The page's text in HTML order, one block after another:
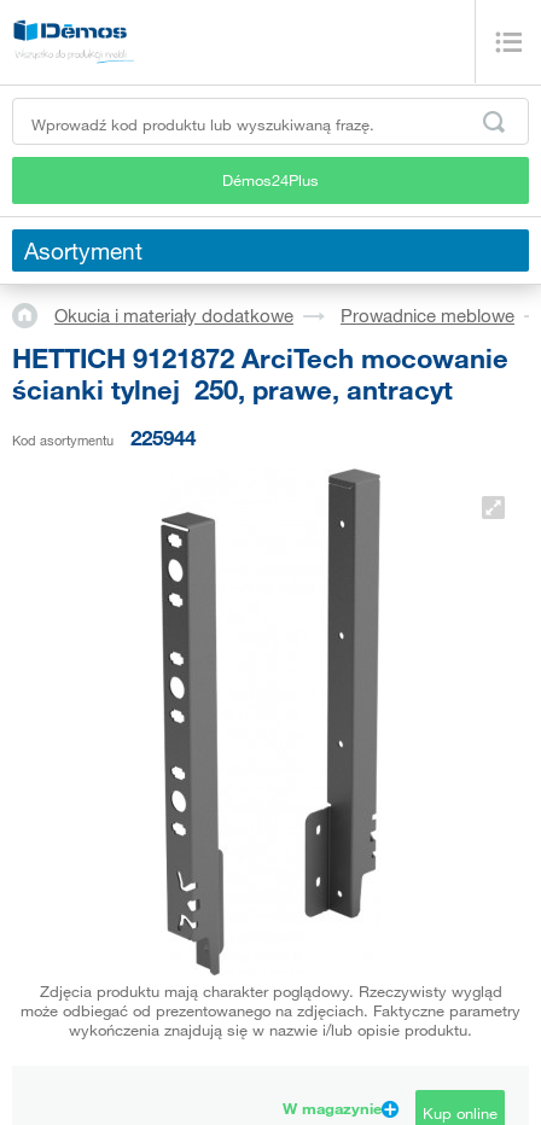
Démos24Plus
Asortyment
Okucia i materiały dodatkowe Prowadnice meblowe
HETTICH 9121872 ArciTech mocowanie
ścianki tylnej 250, prawe, antracyt
Kod asortymentu 225944
Zdjęcia produktu mają charakter poglądowy. Rzeczywisty wygląd
może odbiegać od prezentowanego na zdjęciach. Faktyczne parametry
wykończenia znajdują się w nazwie i/lub opisie produktu.
W magazynie
Kup online